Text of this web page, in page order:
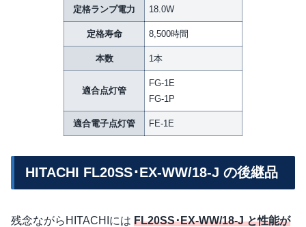
定格ランプ電力 18.0W
定格寿命 8,500時間
本数 1本
適合点灯管
FG-1E
FG-1P
適合電子点灯管 FE-1E
HITACHI FL20SS･EX-WW/18-J の後継品
残念ながらHITACHIには FL20SS･EX-WW/18-J と性能が